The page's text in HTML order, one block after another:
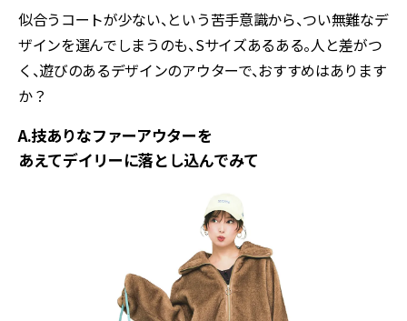
似合うコートが少ない、という苦手意識から、つい無難なデ
ザインを選んでしまうのも、Sサイズあるある。人と差がつ
く、遊びのあるデザインのアウターで、おすすめはあります
か？
A.技ありなファーアウターを
あえてデイリーに落とし込んでみて